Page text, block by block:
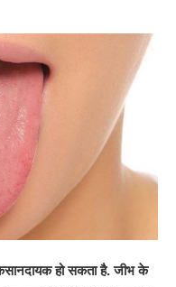
हो सकता है. जीभ के